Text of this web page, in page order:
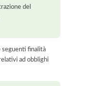
del
seguenti finalità
ad obblighi